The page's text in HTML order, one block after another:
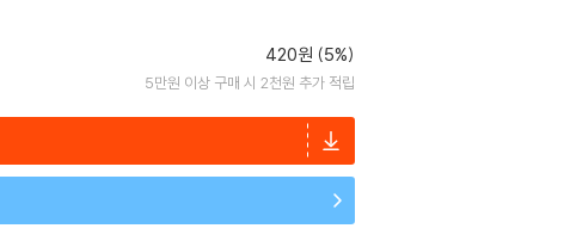
420원 (5%)
5만원 이상 구매 시 2천원 추가 적립